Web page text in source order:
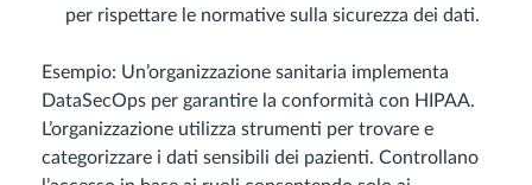
per rispettare le normative sulla sicurezza dei dati.
Esempio: Un’organizzazione sanitaria implementa
DataSecOps per garantire la conformità con HIPAA.
L’organizzazione utilizza strumenti per trovare e
categorizzare i dati sensibili dei pazienti. Controllano